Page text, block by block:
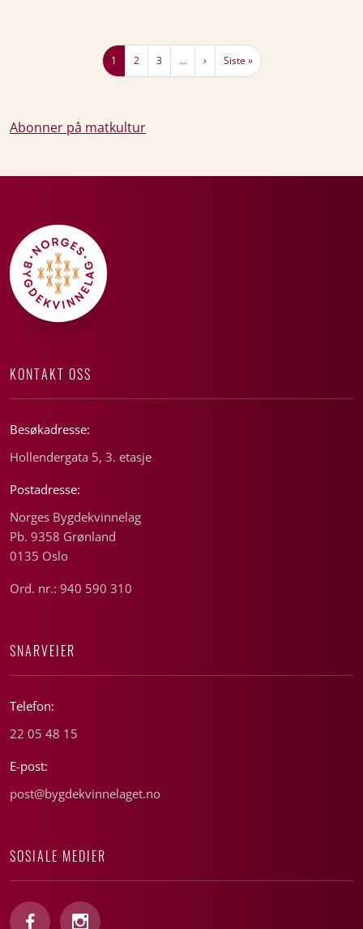
Nåværende side
1 Page
2 Page
3 … Neste side
› Siste side
Siste »
Abonner på matkultur
KONTAKT OSS
Besøkadresse:
Hollendergata 5, 3. etasje
Postadresse:
Norges Bygdekvinnelag
Pb. 9358 Grønland
0135 Oslo
Ord. nr.: 940 590 310
SNARVEIER
Telefon:
22 05 48 15
E-post:
post@bygdekvinnelaget.no
SOSIALE MEDIER